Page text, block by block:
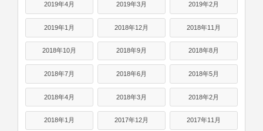
2019年4月 2019年3月 2019年2月
2019年1月 2018年12月 2018年11月
2018年10月 2018年9月 2018年8月
2018年7月 2018年6月 2018年5月
2018年4月 2018年3月 2018年2月
2018年1月 2017年12月 2017年11月